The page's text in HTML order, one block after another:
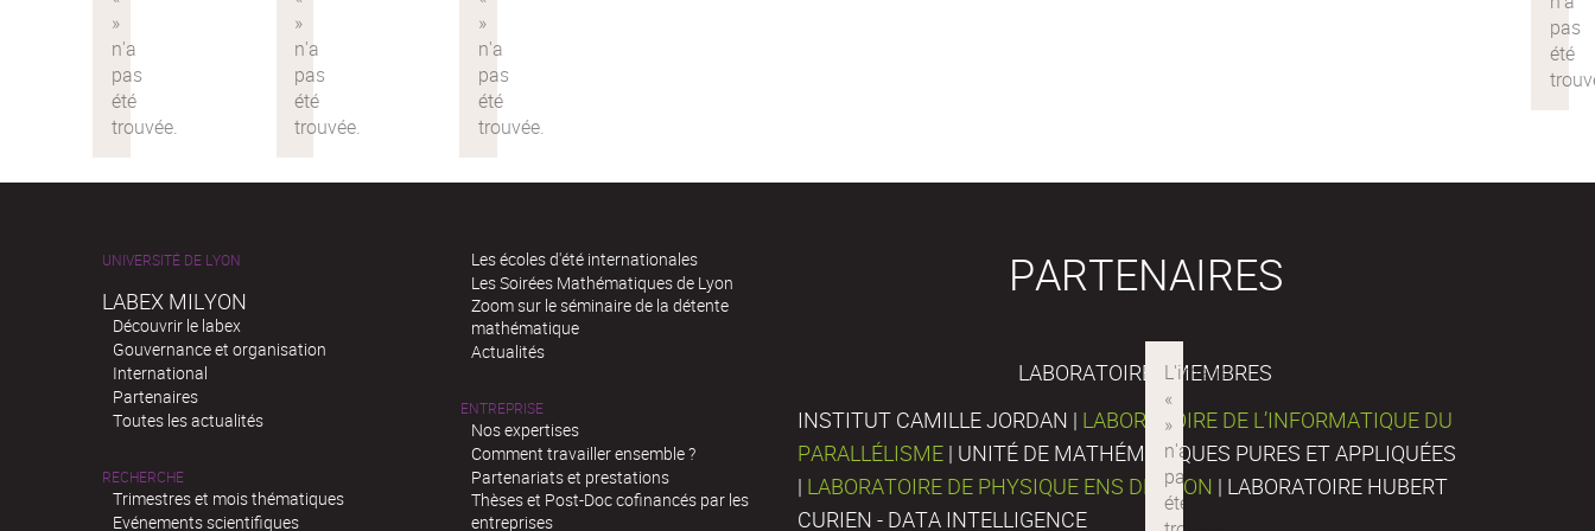
UNIVERSITÉ DE LYON
LABEX MILYON
Découvrir le labex
Gouvernance et organisation
International
Partenaires
Toutes les actualités
RECHERCHE
Trimestres et mois thématiques
Evénements scientifiques
Les écoles d'été internationales
Les Soirées Mathématiques de Lyon
Zoom sur le séminaire de la détente
mathématique
Actualités
ENTREPRISE
Nos expertises
Comment travailler ensemble ?
Partenariats et prestations
Thèses et Post-Doc cofinancés par les
entreprises
PARTENAIRES
LABORATOIRES MEMBRES
INSTITUT CAMILLE JORDAN | LABORATOIRE DE L’INFORMATIQUE DU
PARALLÉLISME | UNITÉ DE MATHÉMATIQUES PURES ET APPLIQUÉES
| LABORATOIRE DE PHYSIQUE ENS DE LYON | LABORATOIRE HUBERT
CURIEN - DATA INTELLIGENCE